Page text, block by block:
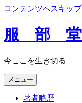
コンテンツへスキップ
服 部 堂
今ここを生き切る
メニュー
著者略歴